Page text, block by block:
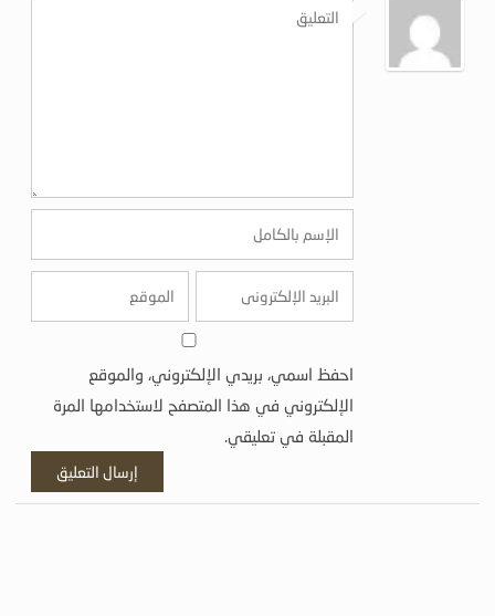
احفظ اسمي، بريدي الإلكتروني، والموقع
الإلكتروني في هذا المتصفح لاستخدامها المرة
المقبلة في تعليقي.